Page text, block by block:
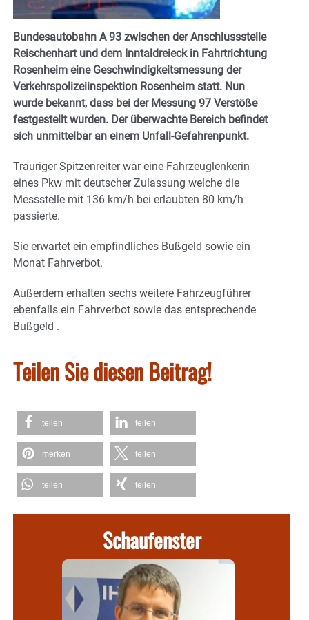
Bundesautobahn A 93 zwischen der Anschlussstelle
Reischenhart und dem Inntaldreieck in Fahrtrichtung
Rosenheim eine Geschwindigkeitsmessung der
Verkehrspolizeiinspektion Rosenheim statt. Nun
wurde bekannt, dass bei der Messung 97 Verstöße
festgestellt wurden. Der überwachte Bereich befindet
sich unmittelbar an einem Unfall-Gefahrenpunkt.
Trauriger Spitzenreiter war eine Fahrzeuglenkerin
eines Pkw mit deutscher Zulassung welche die
Messstelle mit 136 km/h bei erlaubten 80 km/h
passierte.
Sie erwartet ein empfindliches Bußgeld sowie ein
Monat Fahrverbot.
Außerdem erhalten sechs weitere Fahrzeugführer
ebenfalls ein Fahrverbot sowie das entsprechende
Bußgeld .
Teilen Sie diesen Beitrag!
teilen teilen
merken teilen
teilen teilen
Schaufenster